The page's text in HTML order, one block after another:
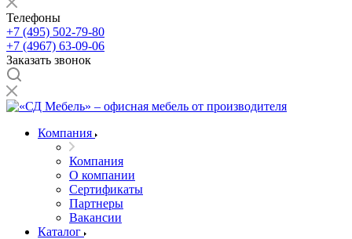
Телефоны
+7 (495) 502-79-80
+7 (4967) 63-09-06
Заказать звонок
Компания
Компания
О компании
Сертификаты
Партнеры
Вакансии
Каталог